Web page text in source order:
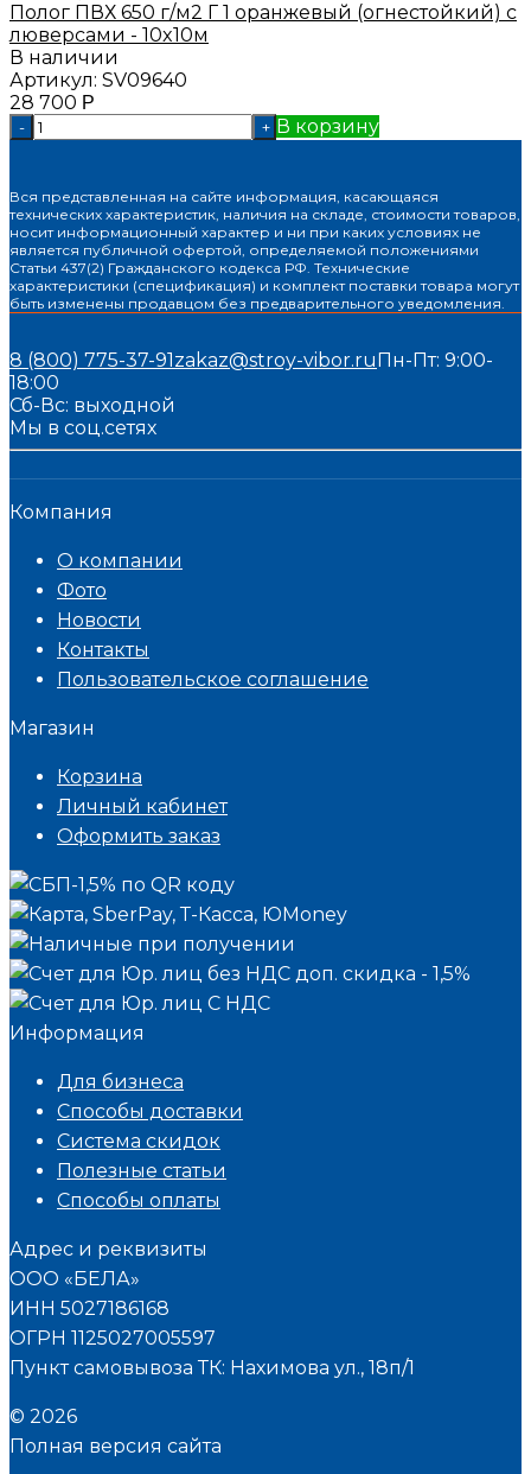
Полог ПВХ 650 г/м2 Г 1 оранжевый (огнестойкий) с
люверсами - 10x10м
В наличии
Артикул: SV09640
28 700 Р
- + В корзину
Вся представленная на сайте информация, касающаяся
технических характеристик, наличия на складе, стоимости товаров,
носит информационный характер и ни при каких условиях не
является публичной офертой, определяемой положениями
Статьи 437(2) Гражданского кодекса РФ. Технические
характеристики (спецификация) и комплект поставки товара могут
быть изменены продавцом без предварительного уведомления.
8 (800) 775-37-91 zakaz@stroy-vibor.ru Пн-Пт: 9:00-
18:00
Сб-Вс: выходной
Мы в соц.сетях
Компания
О компании
Фото
Новости
Контакты
Пользовательское соглашение
Магазин
Корзина
Личный кабинет
Оформить заказ
Информация
Для бизнеса
Способы доставки
Система скидок
Полезные статьи
Способы оплаты
Адрес и реквизиты
ООО «БЕЛА»
ИНН 5027186168
ОГРН 1125027005597
Пункт самовывоза ТК: Нахимова ул., 18п/1
© 2026
Полная версия сайта